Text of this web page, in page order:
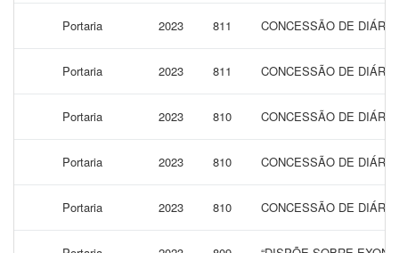
Portaria 2023 811 CONCESSÃO DE
Portaria 2023 811 CONCESSÃO DE
Portaria 2023 810 CONCESSÃO DE
Portaria 2023 810 CONCESSÃO DE
Portaria 2023 810 CONCESSÃO DE